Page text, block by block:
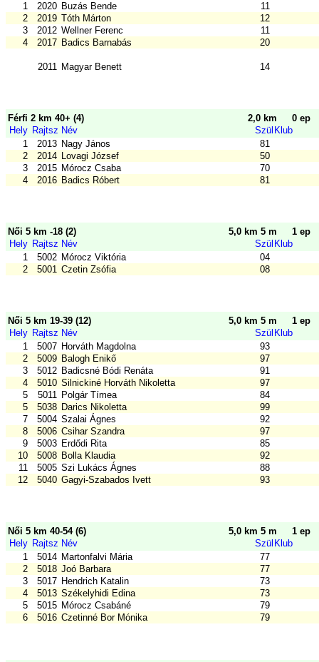
1
2020 Buzás Bende
11
2
2019 Tóth Márton
12
3
2012 Wellner Ferenc
11
4
2017 Badics Barnabás 20
2011 Magyar Benett 14
Férfi 2 km 40+ (4) 2,0 km
0 ep
Hely Rajtsz Név Szül Klub
1
2013 Nagy János
81
2
2014 Lovagi József
50
3
2015 Mórocz Csaba
70
4
2016 Badics Róbert 81
Női 5 km -18 (2) 5,0 km 5 m
1 ep
Hely Rajtsz Név Szül Klub
1
5002 Mórocz Viktória
04
2
5001 Czetin Zsófia 08
Női 5 km 19-39 (12) 5,0 km 5 m
1 ep
Hely Rajtsz Név Szül Klub
1
5007 Horváth Magdolna
93
2
5009 Balogh Enikő
97
3
5012 Badicsné Bódi Renáta
91
4
5010 Silnickiné Horváth Nikoletta
97
5
5011 Polgár Tímea
84
5
5038 Darics Nikoletta
99
7
5004 Szalai Ágnes
92
8
5006 Csihar Szandra
97
9
5003 Erdődi Rita
85
10
5008 Bolla Klaudia
92
11
5005 Szi Lukács Ágnes
88
12
5040 Gagyi-Szabados Ivett 93
Női 5 km 40-54 (6) 5,0 km 5 m
1 ep
Hely Rajtsz Név Szül Klub
1
5014 Martonfalvi Mária
77
2
5018 Joó Barbara
77
3
5017 Hendrich Katalin
73
4
5013 Székelyhidi Edina
73
5
5015 Mórocz Csabáné
79
6
5016 Czetinné Bor Mónika 79